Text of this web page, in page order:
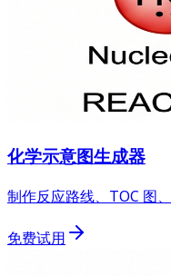
化学示意图生成器
制作反应路线、TOC 图
免费试用